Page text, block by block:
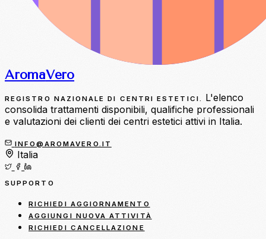
AromaVero
REGISTRO NAZIONALE DI CENTRI ESTETICI.
L'elenco
consolida trattamenti disponibili, qualifiche professionali
e valutazioni dei clienti dei centri estetici attivi in Italia.
INFO@AROMAVERO.IT
Italia
SUPPORTO
RICHIEDI AGGIORNAMENTO
AGGIUNGI NUOVA ATTIVITÀ
RICHIEDI CANCELLAZIONE